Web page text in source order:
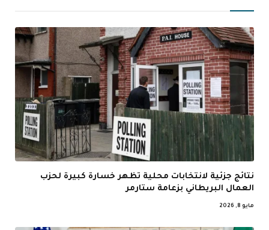
نتائج جزئية لانتخابات محلية تظهر خسارة كبيرة لحزب
العمال البريطاني بزعامة ستارمر
مايو 8, 2026